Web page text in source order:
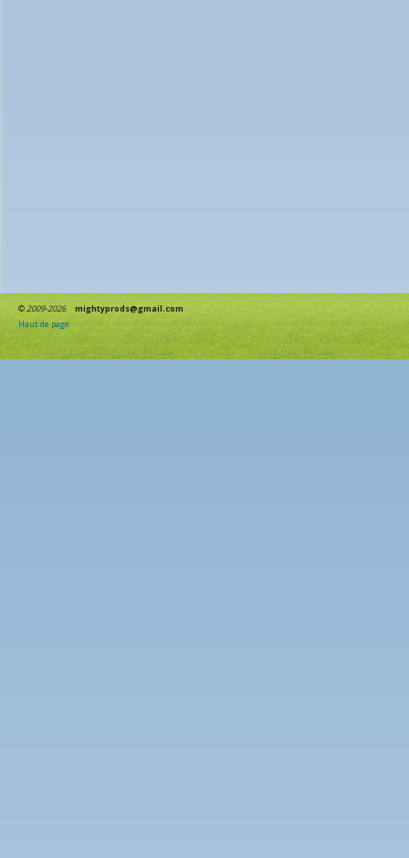
©2009-2026
mightyprods@gmail.com
Haut de page